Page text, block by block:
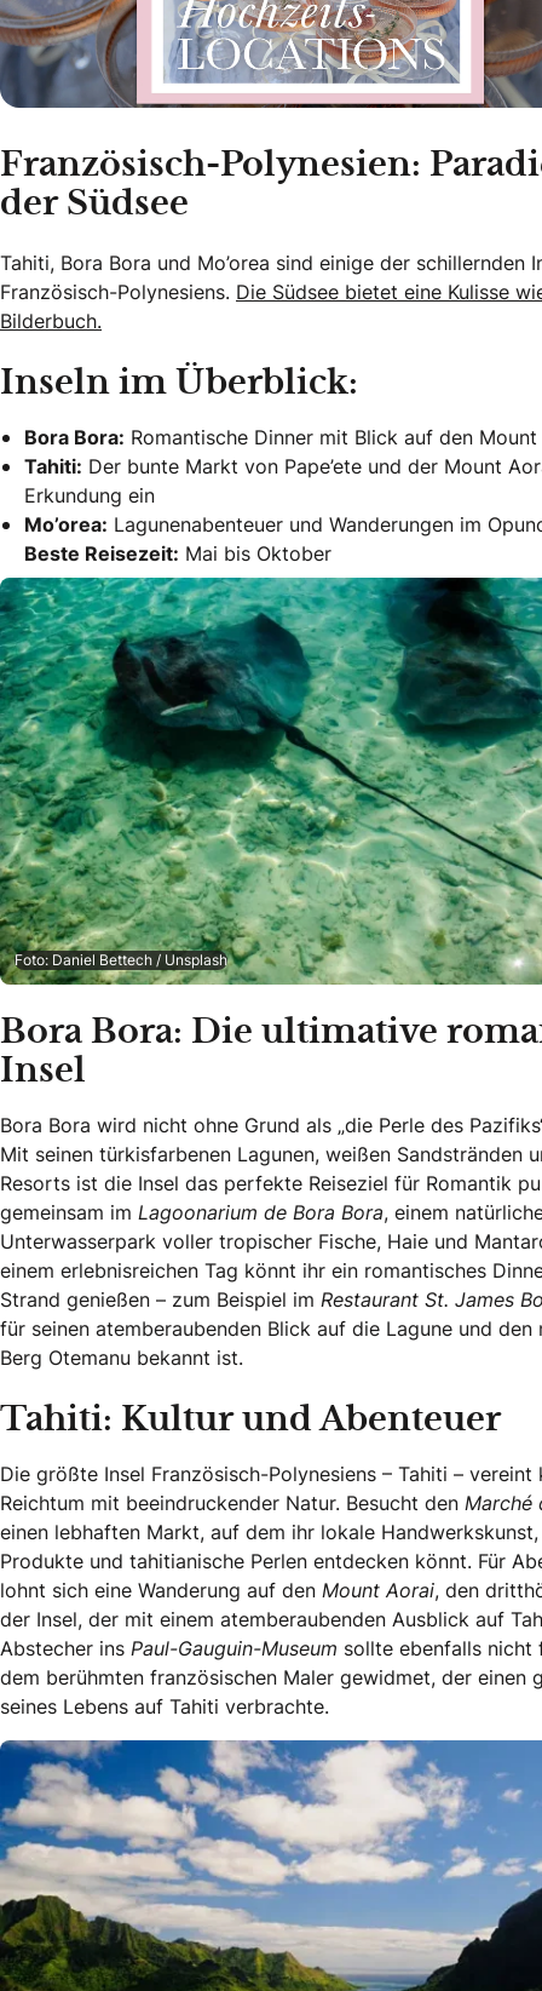
Französisch-Polynesien:
der Südsee
Tahiti, Bora Bora und Mo’orea sind einige der schillernden
Französisch-Polynesiens. Die Südsee bietet eine Kulisse
Bilderbuch.
Inseln im Überblick:
Bora Bora: Romantische Dinner mit Blick auf den Mount
Tahiti: Der bunte Markt von Pape’ete und der Mount
Erkundung ein
Mo’orea: Lagunenabenteuer und Wanderungen im
Beste Reisezeit: Mai bis Oktober
Foto: Daniel Bettech / Unsplash
Bora Bora: Die ultimative
Insel
Bora Bora wird nicht ohne Grund als „die Perle des
Mit seinen türkisfarbenen Lagunen, weißen Sandstränden
Resorts ist die Insel das perfekte Reiseziel für Romantik
gemeinsam im Lagoonarium de Bora Bora, einem
Unterwasserpark voller tropischer Fische, Haie und
einem erlebnisreichen Tag könnt ihr ein romantisches
Strand genießen – zum Beispiel im Restaurant St. James
für seinen atemberaubenden Blick auf die Lagune und den
Berg Otemanu bekannt ist.
Tahiti: Kultur und Abenteuer
Die größte Insel Französisch-Polynesiens – Tahiti – vereint
Reichtum mit beeindruckender Natur. Besucht den Marché
einen lebhaften Markt, auf dem ihr lokale
Produkte und tahitianische Perlen entdecken könnt. Für
lohnt sich eine Wanderung auf den Mount Aorai, den
der Insel, der mit einem atemberaubenden Ausblick auf
Abstecher ins Paul-Gauguin-Museum sollte ebenfalls nicht
dem berühmten französischen Maler gewidmet, der einen
seines Lebens auf Tahiti verbrachte.